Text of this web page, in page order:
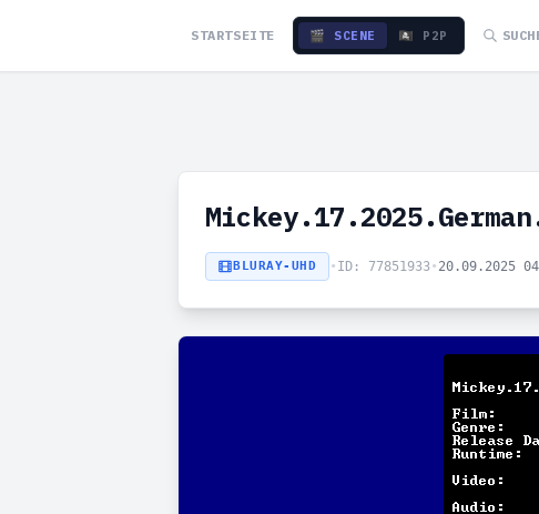
STARTSEITE 🎬 SCENE 🏴‍☠️ P2P
BLURAY-UHD • ID: 77851933• 20.09.2025